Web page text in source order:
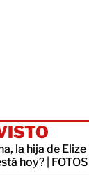
la hija de Elize
hoy? | FOTOS